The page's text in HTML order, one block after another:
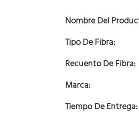
Nombre Del
Tipo De Fibra:
Recuento De Fibra:
Marca:
Tiempo De Entrega: